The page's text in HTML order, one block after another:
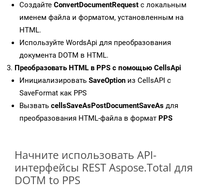
Создайте ConvertDocumentRequest с локальным
именем файла и форматом, установленным на
HTML.
Используйте WordsApi для преобразования
документа DOTM в HTML.
Преобразовать HTML в PPS с помощью CellsApi
Инициализировать SaveOption из CellsAPI с
SaveFormat как PPS
Вызвать cellsSaveAsPostDocumentSaveAs для
преобразования HTML-файла в формат PPS
Начните использовать API-
интерфейсы REST Aspose.Total для
DOTM to PPS